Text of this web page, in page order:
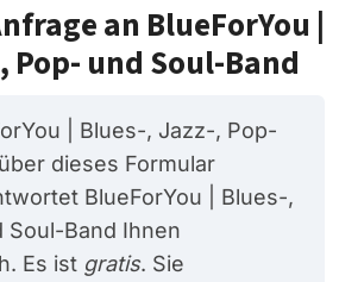
an BlueForYou |
Pop- und Soul-Band
| Blues-, Jazz-, Pop-
dieses Formular
BlueForYou | Blues-,
Soul-Band Ihnen
Es ist gratis. Sie